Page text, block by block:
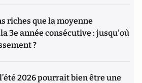
riches que la moyenne
3e année consécutive : jusqu'où
?
2026 pourrait bien être une